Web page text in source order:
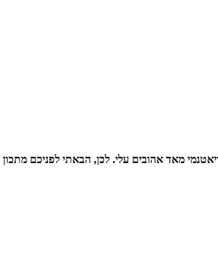
מאד אהובים עלי. לכן, הבאתי לפניכם מתכון